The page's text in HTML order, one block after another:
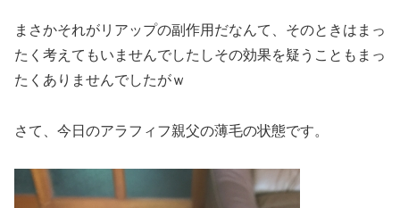
まさかそれがリアップの副作用だなんて、そのときはまっ
たく考えてもいませんでしたしその効果を疑うこともまっ
たくありませんでしたがｗ
さて、今日のアラフィフ親父の薄毛の状態です。